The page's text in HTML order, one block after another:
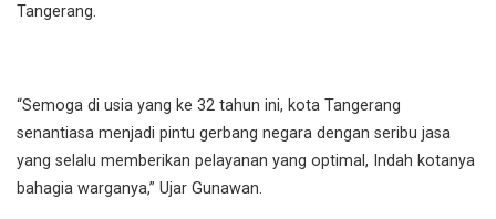
Tangerang.
“Semoga di usia yang ke 32 tahun ini, kota Tangerang
senantiasa menjadi pintu gerbang negara dengan seribu jasa
yang selalu memberikan pelayanan yang optimal, Indah kotanya
bahagia warganya,” Ujar Gunawan.